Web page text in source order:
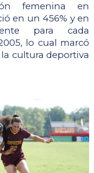
femenina en
en un 456% y en
para cada
lo cual marcó
cultura deportiva